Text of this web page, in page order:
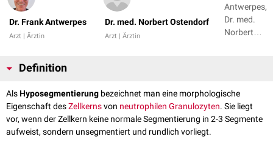
Dr. Frank Antwerpes
Arzt | Ärztin
Dr. med. Norbert Ostendorf
Arzt | Ärztin
Antwerpes,
Dr. med.
Norbert
Definition
AlsHyposegmentierung bezeichnet man eine morphologische
Eigenschaft desZellkernsvon neutrophilen Granulozyten. Sie liegt
vor, wenn der Zellkern keine normale Segmentierung in 2-3 Segmente
aufweist, sondern unsegmentiert und rundlich vorliegt.